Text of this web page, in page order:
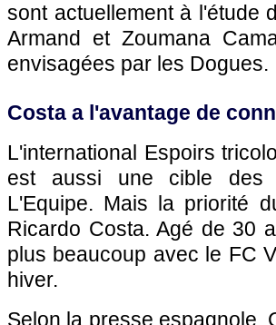
sont actuellement à l'étude
Armand et Zoumana
envisagées par les Dogues.
Costa a l'avantage de
L'international Espoirs
est aussi une cible des
L'Equipe. Mais la priorité
Ricardo Costa. Agé de 30
plus beaucoup avec le FC
hiver.
Selon la presse espagnole,